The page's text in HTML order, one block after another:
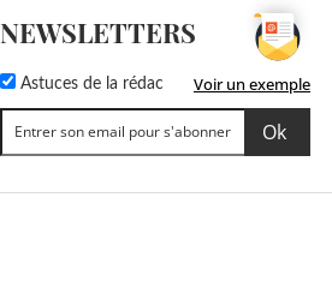
NEWSLETTERS
Astuces de la rédac Voir un exemple